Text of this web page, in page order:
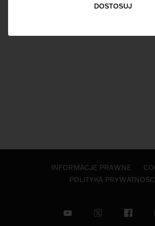
DOSTOSUJ
INFORMACJE PRAWNE
POLITYKA